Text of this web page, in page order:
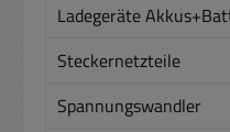
Ladegeräte
Steckernetzteile
Spannungswandler